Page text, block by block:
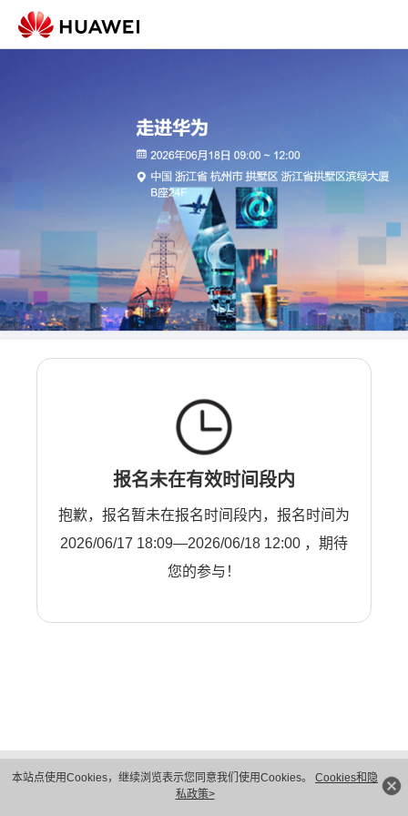
本站点使用Cookies，继续浏览表示您同意我们使用Cookies。 Cookies和隐
私政策>
报名未在有效时间段内
抱歉，报名暂未在报名时间段内，报名时间为
2026/06/17 18:09—2026/06/18 12:00 ，期待
您的参与！
隐私保护
法律声明